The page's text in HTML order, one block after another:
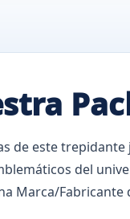
de este
del
Marca/Fabricante